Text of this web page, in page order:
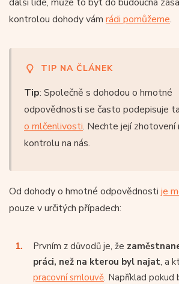
kontrolou dohody vám rádi pomůžeme.
TIP NA ČLÁNEK
Tip: Společně s dohodou o hmotné
odpovědnosti se často podepisuje
o mlčenlivosti. Nechte její zhotovení
kontrolu na nás.
Od dohody o hmotné odpovědnosti je
pouze v určitých případech:
Prvním z důvodů je, že
práci, než na kterou byl najat, a
pracovní smlouvě. Například pokud